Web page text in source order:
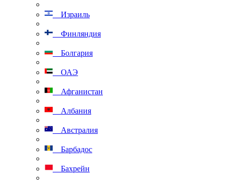
Израиль
Финляндия
Болгария
ОАЭ
Афганистан
Албания
Австралия
Барбадос
Бахрейн